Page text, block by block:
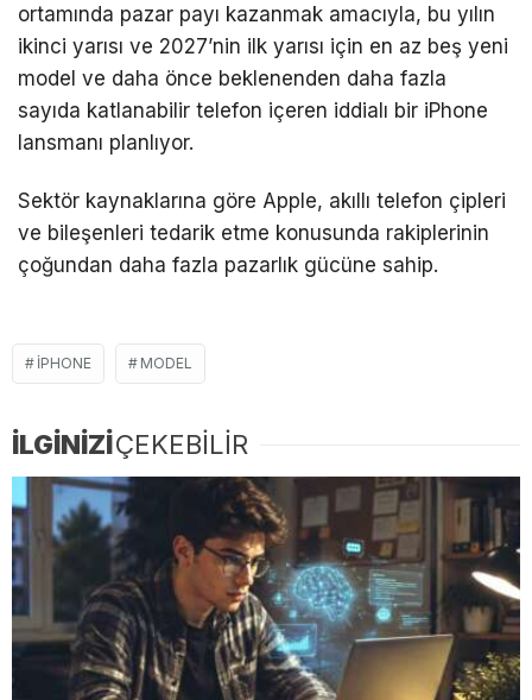
ortamında pazar payı kazanmak amacıyla, bu yılın
ikinci yarısı ve 2027’nin ilk yarısı için en az beş yeni
model ve daha önce beklenenden daha fazla
sayıda katlanabilir telefon içeren iddialı bir iPhone
lansmanı planlıyor.
Sektör kaynaklarına göre Apple, akıllı telefon çipleri
ve bileşenleri tedarik etme konusunda rakiplerinin
çoğundan daha fazla pazarlık gücüne sahip.
IPHONE MODEL
İLGİNİZİÇEKEBİLİR